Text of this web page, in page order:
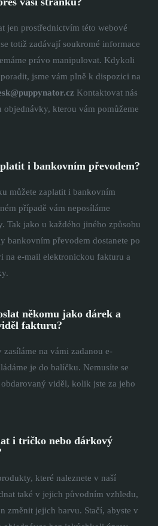
jen prostřednictvím této webové
totiž zadávají soukromé informace
právo manipulovat. Kdykoli
jsme vám plně k dispozici na
Kontaktovat nás
objednávky, kterou vám pomůžeme
i bankovním převodem?
můžete zaplatit i bankovním
případě vám neposíláme
Tak jako u každého jiného způsobu
bankovním převodem dostanete po
na e-mail elektronickou fakturu a
někomu jako dárek a
fakturu?
na vámi zadanou e-
je do balíčku. Nemusíte se
viděl, kolik jste za jeho
i tričko nebo dárkový
které naleznete v naší
také v jejich původním vzhledu,
změnit jejich barvu. Stačí, abyste v